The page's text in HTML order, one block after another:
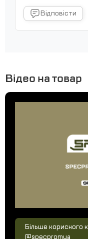
Відповісти
Відео на товар
Більше корисного